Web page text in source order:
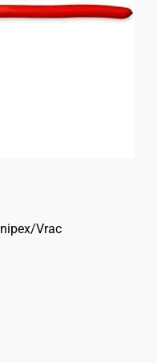
Vrac